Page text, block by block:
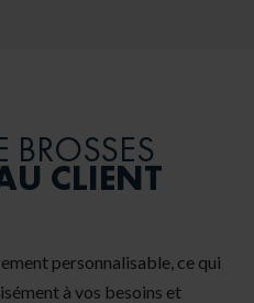
CLIENT
personnalisable, ce qui
à vos besoins et